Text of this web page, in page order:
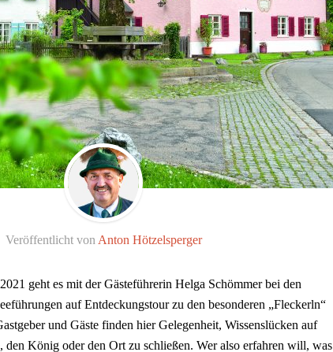
Veröffentlicht von Anton Hötzelsperger
geht es mit der Gästeführerin Helga Schömmer bei den
auf Entdeckungstour zu den besonderen „Fleckerln“
und Gäste finden hier Gelegenheit, Wissenslücken auf
den König oder den Ort zu schließen. Wer also erfahren will, was